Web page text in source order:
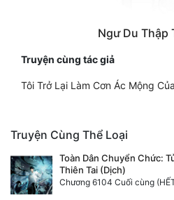
Tội Phạm
Vô Địch
Võng Du
Xuyên Không
Xuyên Nhanh
Ngư Du Thập
Truyện cùng tác giả
Tôi Trở Lại Làm Cơn Ác Mộng
Truyện Cùng Thể Loại
Toàn Dân Chuyển Chức:
Thiên Tai (Dịch)
Chương 6104 Cuối cùng